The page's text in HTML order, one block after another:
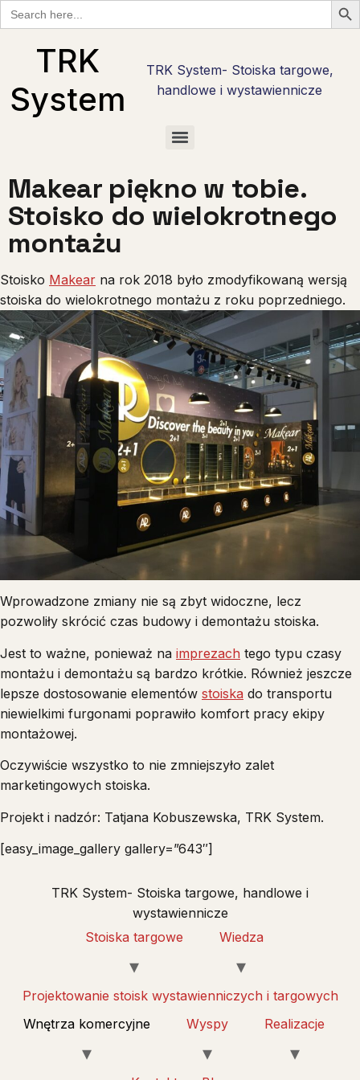
Search
for:
TRK
System
TRK System- Stoiska targowe,
handlowe i wystawiennicze
Makear piękno w tobie.
Stoisko do wielokrotnego
montażu
Stoisko Makear na rok 2018 było zmodyfikowaną wersją
stoiska do wielokrotnego montażu z roku poprzedniego.
Wprowadzone zmiany nie są zbyt widoczne, lecz
pozwoliły skrócić czas budowy i demontażu stoiska.
Jest to ważne, ponieważ na imprezach tego typu czasy
montażu i demontażu są bardzo krótkie. Również jeszcze
lepsze dostosowanie elementów stoiska do transportu
niewielkimi furgonami poprawiło komfort pracy ekipy
montażowej.
Oczywiście wszystko to nie zmniejszyło zalet
marketingowych stoiska.
Projekt i nadzór: Tatjana Kobuszewska, TRK System.
[easy_image_gallery gallery=”643″]
TRK System- Stoiska targowe, handlowe i
wystawiennicze
Stoiska targowe
Wiedza
Projektowanie stoisk wystawienniczych i targowych
Wnętrza komercyjne
Wyspy Realizacje